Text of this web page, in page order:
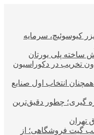
کیوسوئیچ، سرمایه
ساخته پلی یورتان
تخریب در دکوراسیون
چرا محصولات جوشکاری ESAB همچنان انتخاب اول صنایع
گیری؛ چطور دقیق‌ترین
تهران
گیت فروشگاهی؛ از